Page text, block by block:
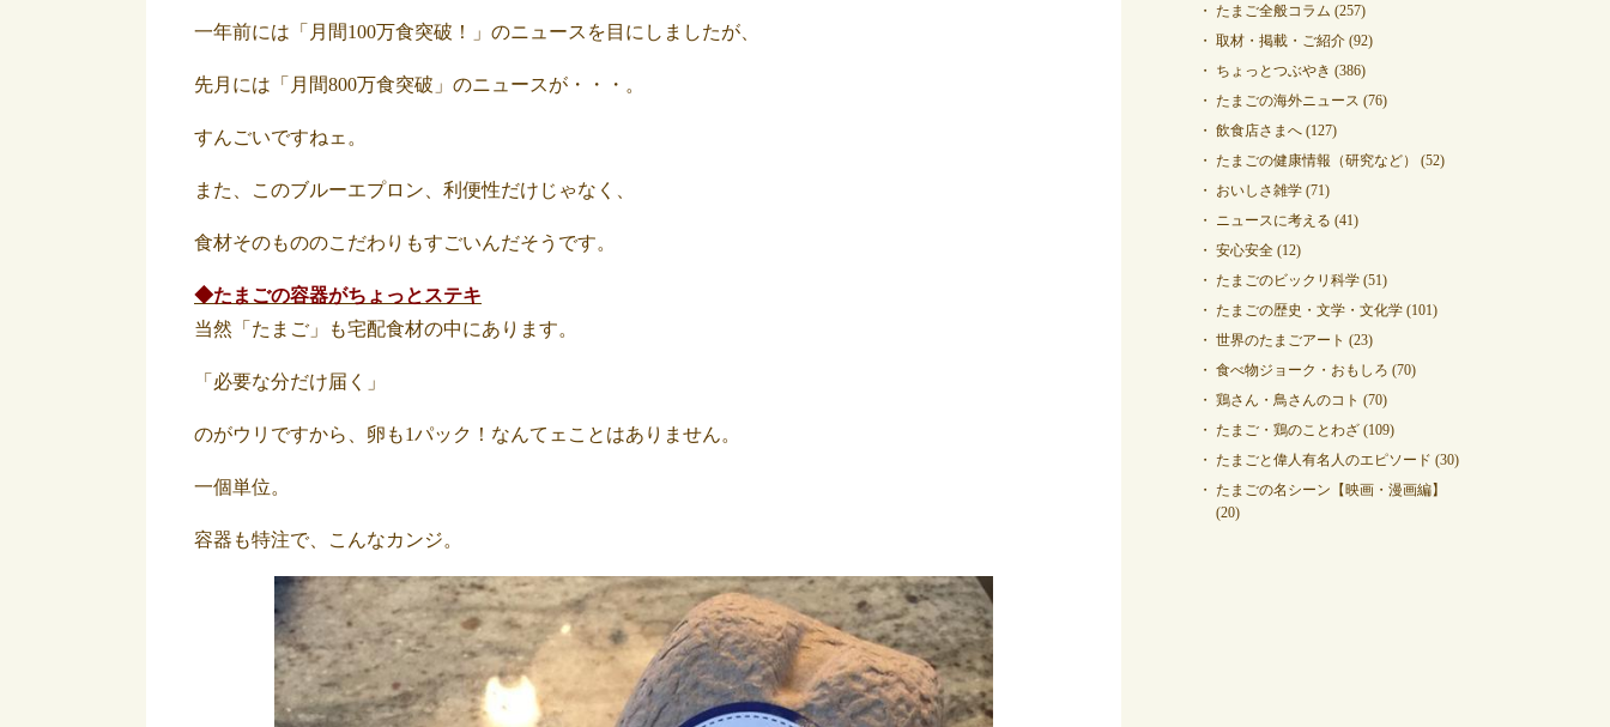
一年前には「月間100万食突破！」のニュースを目にしましたが、
先月には「月間800万食突破」のニュースが・・・。
すんごいですねェ。
また、このブルーエプロン、利便性だけじゃなく、
食材そのもののこだわりもすごいんだそうです。
◆たまごの容器がちょっとステキ
当然「たまご」も宅配食材の中にあります。
「必要な分だけ届く」
のがウリですから、卵も1パック！なんてェことはありません。
一個単位。
容器も特注で、こんなカンジ。
たまご全般コラム (257)
取材・掲載・ご紹介 (92)
ちょっとつぶやき (386)
たまごの海外ニュース (76)
飲食店さまへ (127)
たまごの健康情報（研究など）
(52)
おいしさ雑学 (71)
ニュースに考える (41)
安心安全 (12)
たまごのビックリ科学 (51)
たまごの歴史・文学・文化学 (101)
世界のたまごアート (23)
食べ物ジョーク・おもしろ (70)
鶏さん・鳥さんのコト (70)
たまご・鶏のことわざ (109)
たまごと偉人有名人のエピソード (30)
たまごの名シーン【映画・漫画編】
(20)